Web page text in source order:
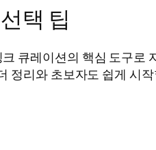
택 팁
큐레이션의 핵심 도구
정리와 초보자도 쉽게 시